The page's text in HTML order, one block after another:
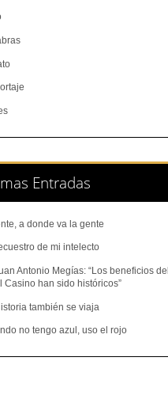
Entradas
a donde va la gente
de mi intelecto
Antonio Megías: “Los beneficios del
Casino han sido históricos”
también se viaja
no tengo azul, uso el rojo